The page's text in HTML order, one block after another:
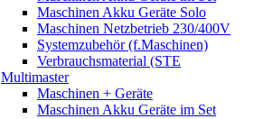
Maschinen Akku Geräte Solo
Maschinen Netzbetrieb 230/400V
Systemzubehör (f.Maschinen)
Verbrauchsmaterial (STE
Multimaster
Maschinen + Geräte
Maschinen Akku Geräte im Set